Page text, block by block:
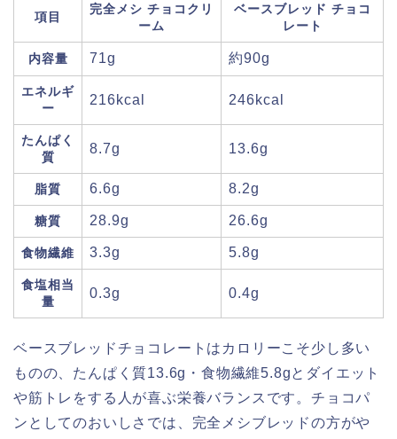
項目
完全メシ チョコクリ
ーム
ベースブレッド チョコ
レート
内容量 71g 約90g
エネルギ
ー
216kcal 246kcal
たんぱく
質
8.7g 13.6g
脂質 6.6g 8.2g
糖質 28.9g 26.6g
食物繊維 3.3g 5.8g
食塩相当
量
0.3g 0.4g
ベースブレッドチョコレートはカロリーこそ少し多い
ものの、たんぱく質13.6g・食物繊維5.8gとダイエット
や筋トレをする人が喜ぶ栄養バランスです。チョコパ
ンとしてのおいしさでは、完全メシブレッドの方がや